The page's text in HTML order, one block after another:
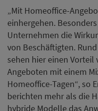
„Mit Homeoffice-
einhergehen.
Unternehmen die
von Beschäftigten.
sehen hier einen
Angeboten mit einem
Homeoffice-Tagen“, so
berichten mehr als die
hybride Modelle das